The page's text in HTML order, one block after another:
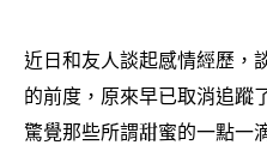
近日和友人談起感情經歷 ，
的前度 ， 原來早已取消追蹤
驚覺那些所謂甜蜜的一點一